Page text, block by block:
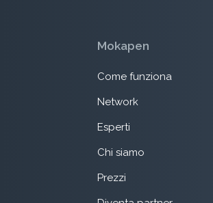
Mokapen
Come funziona
Network
Esperti
Chi siamo
Prezzi